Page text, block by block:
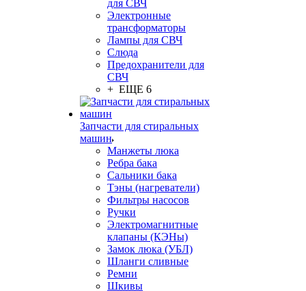
для СВЧ
Электронные
трансформаторы
Лампы для СВЧ
Слюда
Предохранители для
СВЧ
+ ЕЩЕ 6
Запчасти для стиральных
машин
Манжеты люка
Ребра бака
Сальники бака
Тэны (нагреватели)
Фильтры насосов
Ручки
Электромагнитные
клапаны (КЭНы)
Замок люка (УБЛ)
Шланги сливные
Ремни
Шкивы